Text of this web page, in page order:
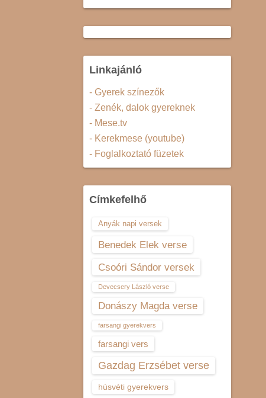
Linkajánló
- Gyerek színezők
- Zenék, dalok gyereknek
- Mese.tv
- Kerekmese (youtube)
- Foglalkoztató füzetek
Címkefelhő
Anyák napi versek
Benedek Elek verse
Csoóri Sándor versek
Devecsery László verse
Donászy Magda verse
farsangi gyerekvers
farsangi vers
Gazdag Erzsébet verse
húsvéti gyerekvers